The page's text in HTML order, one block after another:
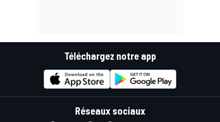
Téléchargez notre app
Réseaux sociaux